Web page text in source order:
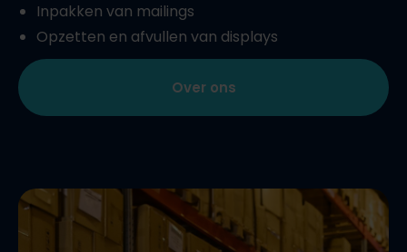
Inpakken van mailings
Opzetten en afvullen van displays
Over ons